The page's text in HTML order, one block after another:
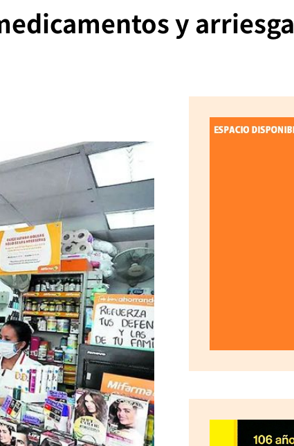
y arriesga